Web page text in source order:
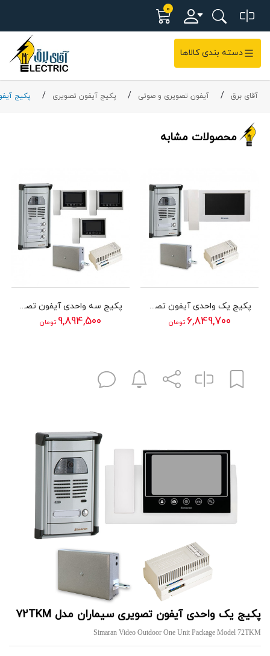
0
دسته بندی کالاها
آقای برق آیفون تصویری و صوتی پکیج آیفون تصویری پکیج
محصولات مشابه
پکیج یک واحدی آیفون تصویری سیماران مدل 73M
6,849,700 تومان
پکیج سه واحدی آیفون تصویری سیماران مدل 43TK
9,894,500 تومان
پکیج یک واحدی آیفون تصویری سیماران مدل 72TKM
Simaran Video Outdoor One Unit Package Model 72TKM